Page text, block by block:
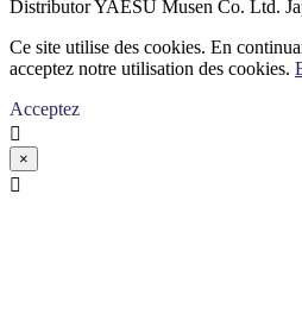
Distributor YAESU Musen Co. Ltd.
Ce site utilise des cookies. En
acceptez notre utilisation des cookies.
Acceptez

×
